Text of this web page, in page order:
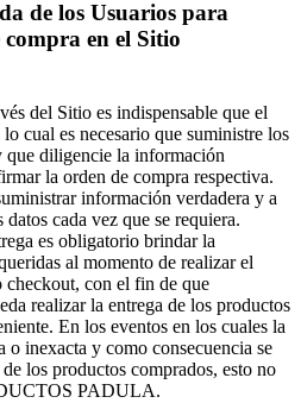
de los Usuarios para
en el Sitio
del Sitio es indispensable que el
cual es necesario que suministre los
que diligencie la información
la orden de compra respectiva.
información verdadera y a
cada vez que se requiera.
es obligatorio brindar la
al momento de realizar el
checkout, con el fin de que
realizar la entrega de los productos
En los eventos en los cuales la
o inexacta y como consecuencia se
los productos comprados, esto no
PADULA.